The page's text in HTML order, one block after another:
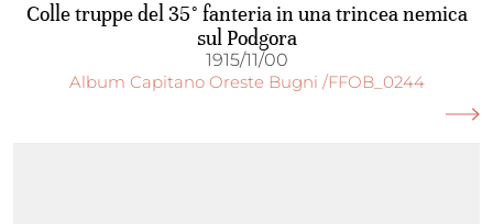
Colle truppe del 35° fanteria in una trincea nemica
sul Podgora
1915/11/00
Album Capitano Oreste Bugni /FFOB_0244